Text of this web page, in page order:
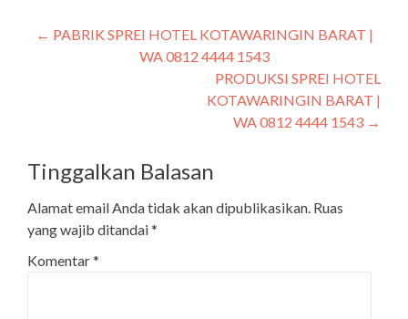
← PABRIK SPREI HOTEL KOTAWARINGIN BARAT |
WA 0812 4444 1543
PRODUKSI SPREI HOTEL
KOTAWARINGIN BARAT |
WA 0812 4444 1543 →
Tinggalkan Balasan
Alamat email Anda tidak akan dipublikasikan. Ruas
yang wajib ditandai*
Komentar*